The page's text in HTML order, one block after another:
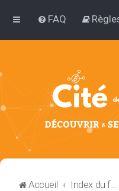
FAQ
Accueil Index du forum